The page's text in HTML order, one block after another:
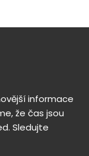
informace
že čas jsou
Sledujte